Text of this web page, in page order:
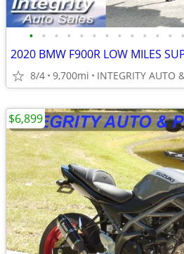
• • • • • • • • • • • • •
8/4 9,700mi INTEGRITY AUTO
$6,899